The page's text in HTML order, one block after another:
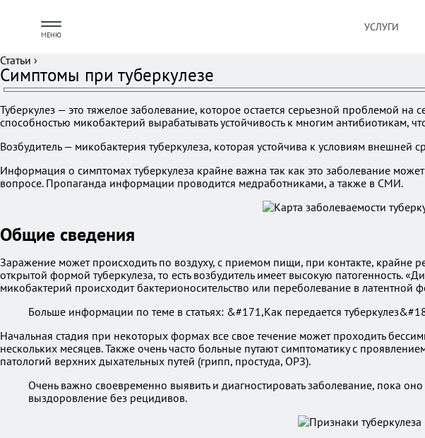
МЕНЮ
УСЛУГИ
Статьи ›
Симптомы при туберкулезе
Туберкулез — это тяжелое заболевание, которое остается серьезной проблемой
способностью микобактерий вырабатывать устойчивость к многим антибиотикам,
Возбудитель — микобактерия туберкулеза, которая устойчива к условиям внешней
Информация о симптомах туберкулеза крайне важна так как это заболевание
вопросе. Пропаганда информации проводится медработниками, а также в СМИ.
Общие сведения
Заражение может происходить по воздуху, с приемом пищи, при контакте, крайне
открытой формой туберкулеза, то есть возбудитель имеет высокую
микобактерий происходит бактерионосительство или переболевание в латентной
Больше информации по теме в статьях: &#171,Как передается
Начальная стадия при некоторых формах все свое течение может проходить
нескольких месяцев. Также очень часто больные путают симптоматику с
патологий верхних дыхательных путей (грипп, простуда, ОРЗ).
Очень важно своевременно выявить и диагностировать заболевание, пока
выздоровление без рецидивов.